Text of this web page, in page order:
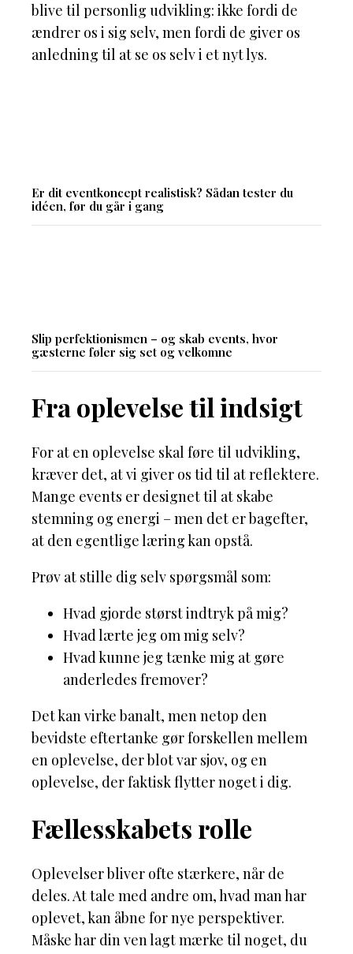
blive til personlig udvikling: ikke fordi de
ændrer os i sig selv, men fordi de giver os
anledning til at se os selv i et nyt lys.
Er dit eventkoncept realistisk? Sådan tester du
idéen, før du går i gang
Slip perfektionismen – og skab events, hvor
gæsterne føler sig set og velkomne
Fra oplevelse til indsigt
For at en oplevelse skal føre til udvikling,
kræver det, at vi giver os tid til at reflektere.
Mange events er designet til at skabe
stemning og energi – men det er bagefter,
at den egentlige læring kan opstå.
Prøv at stille dig selv spørgsmål som:
Hvad gjorde størst indtryk på mig?
Hvad lærte jeg om mig selv?
Hvad kunne jeg tænke mig at gøre
anderledes fremover?
Det kan virke banalt, men netop den
bevidste eftertanke gør forskellen mellem
en oplevelse, der blot var sjov, og en
oplevelse, der faktisk flytter noget i dig.
Fællesskabets rolle
Oplevelser bliver ofte stærkere, når de
deles. At tale med andre om, hvad man har
oplevet, kan åbne for nye perspektiver.
Måske har din ven lagt mærke til noget, du